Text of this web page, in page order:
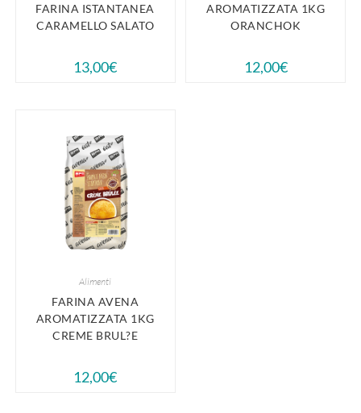
FARINA ISTANTANEA
CARAMELLO SALATO
13,00€
AROMATIZZATA 1KG
ORANCHOK
12,00€
Alimenti
FARINA AVENA
AROMATIZZATA 1KG
CREME BRUL?E
12,00€